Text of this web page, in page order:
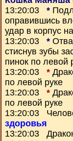
13:20:03 *
оправившись
удар в корпус на
13:20:03 *
стиснув зубы
пинок по левой
13:20:03 *
по левой руке
13:20:03 *
по левой руке
13:20:03
здоровья
13:20:03